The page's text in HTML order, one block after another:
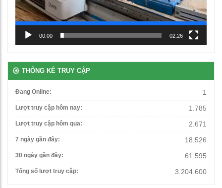
00:00 02:26
THỐNG KÊ TRUY CẬP
Đang Online: 1
Lượt truy cập hôm nay: 1.785
Lượt truy cập hôm qua: 2.671
7 ngày gần đây: 18.526
30 ngày gần đây: 61.595
Tổng số lượt truy cập: 3.204.600
460,000 ₫
1,250,000₫
1,500,000
Bàn giáo viên có hộc ngăn kéo
3,560,000